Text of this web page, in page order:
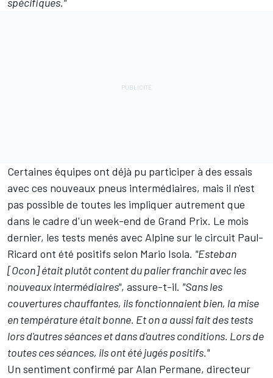
Certaines équipes ont déjà pu participer à des essais
avec ces nouveaux pneus intermédiaires, mais il n'est
pas possible de toutes les impliquer autrement que
dans le cadre d'un week-end de Grand Prix. Le mois
dernier, les tests menés avec Alpine sur le circuit Paul-
Ricard ont été positifs selon Mario Isola. "Esteban
[Ocon] était plutôt content du palier franchir avec les
nouveaux intermédiaires", assure-t-il. "Sans les
couvertures chauffantes, ils fonctionnaient bien, la mise
en température était bonne. Et on a aussi fait des tests
lors d'autres séances et dans d'autres conditions. Lors de
toutes ces séances, ils ont été jugés positifs."
Un sentiment confirmé par Alan Permane, directeur